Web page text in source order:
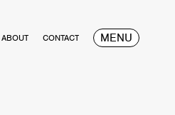
ABOUT CONTACT MENU